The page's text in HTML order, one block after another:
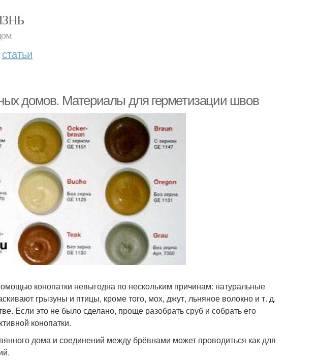
статьи
домов. Материалы для герметизации швов
конопатки невыгодна по нескольким причинам: натуральные
грызуны и птицы, кроме того, мох, джут, льняное волокно и т. д.
Если это не было сделано, проще разобрать сруб и собрать его
конопатки.
дома и соединений между брёвнами может проводиться как для